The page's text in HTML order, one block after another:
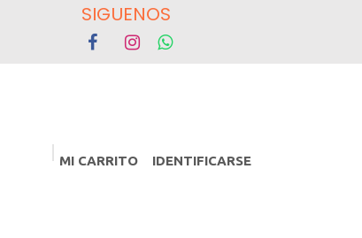
MI CARRITO IDENTIFICARSE